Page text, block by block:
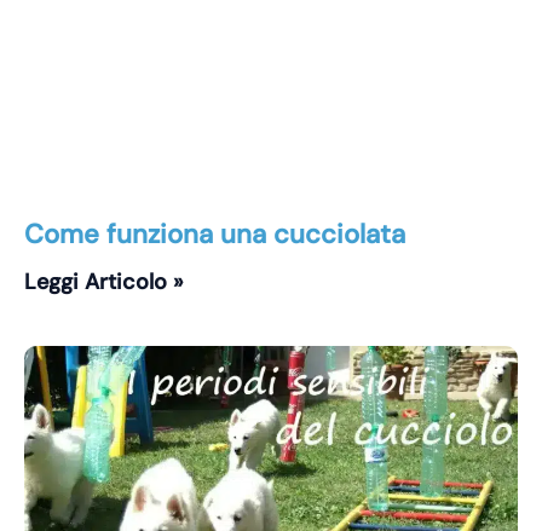
Come funziona una cucciolata
Leggi Articolo »